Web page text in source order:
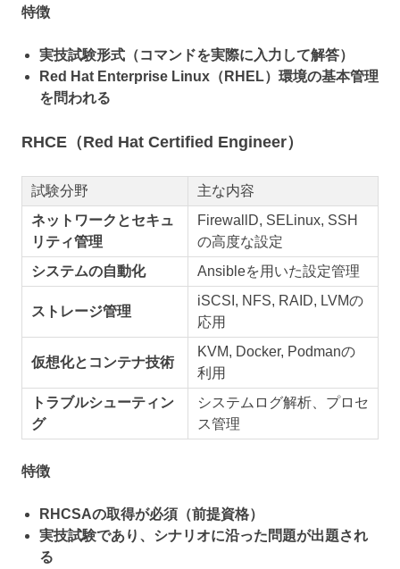
特徴
実技試験形式（コマンドを実際に入力して解答）
Red Hat Enterprise Linux（RHEL）環境の基本管理
を問われる
RHCE（Red Hat Certified Engineer）
試験分野
主な内容
ネットワークとセキュ
リティ管理
FirewallD, SELinux, SSH
の高度な設定
システムの自動化
Ansibleを用いた設定管理
ストレージ管理
iSCSI, NFS, RAID, LVMの
応用
仮想化とコンテナ技術
KVM, Docker, Podmanの
利用
トラブルシューティン
グ
システムログ解析、プロセ
ス管理
特徴
RHCSAの取得が必須（前提資格）
実技試験であり、シナリオに沿った問題が出題され
る